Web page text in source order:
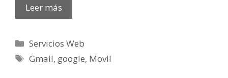
Leer más
Categorías
Servicios Web
Etiquetas
Gmail, google, Movil